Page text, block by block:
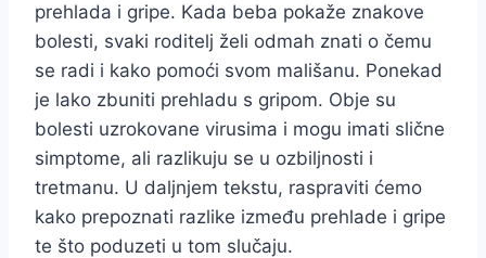
prehlada i gripe. Kada beba pokaže znakove
bolesti, svaki roditelj želi odmah znati o čemu
se radi i kako pomoći svom mališanu. Ponekad
je lako zbuniti prehladu s gripom. Obje su
bolesti uzrokovane virusima i mogu imati slične
simptome, ali razlikuju se u ozbiljnosti i
tretmanu. U daljnjem tekstu, raspraviti ćemo
kako prepoznati razlike između prehlade i gripe
te što poduzeti u tom slučaju.